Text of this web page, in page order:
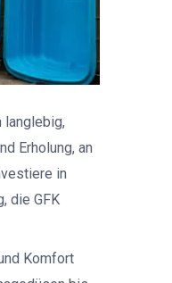
langlebig,
Erholung, an
in
die GFK
Komfort